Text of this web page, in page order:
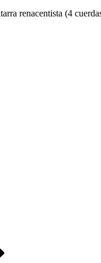
renacentista (4